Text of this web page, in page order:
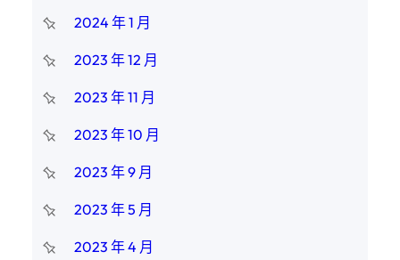
2024 年 1 月
2023 年 12 月
2023 年 11 月
2023 年 10 月
2023 年 9 月
2023 年 5 月
2023 年 4 月